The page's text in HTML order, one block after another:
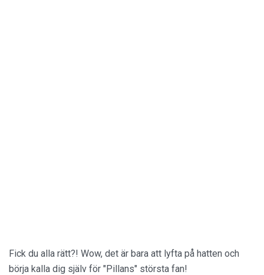
Fick du alla rätt?! Wow, det är bara att lyfta på hatten och
börja kalla dig själv för "Pillans" största fan!